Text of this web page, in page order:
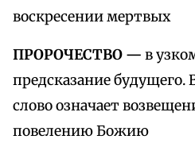
воскресении мертвых
ПРОРОЧЕСТВО — в
предсказание будущего.
слово означает
повелению Божию